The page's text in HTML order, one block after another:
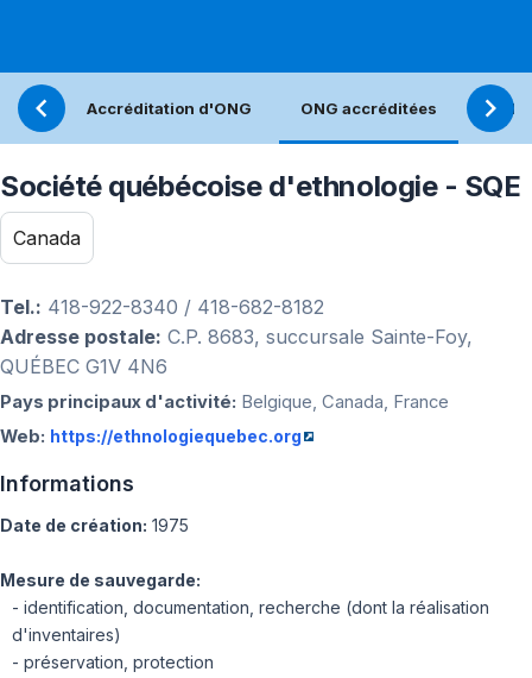
Accréditation d'ONG ONG accréditées
Société québécoise d'ethnologie - SQE
Canada
Tel.: 418-922-8340 / 418-682-8182
Adresse postale: C.P. 8683, succursale Sainte-Foy,
QUÉBEC G1V 4N6
Pays principaux d'activité: Belgique, Canada, France
Web: https://ethnologiequebec.org
Informations
Date de création: 1975
Mesure de sauvegarde:
- identification, documentation, recherche (dont la réalisation
d'inventaires)
- préservation, protection